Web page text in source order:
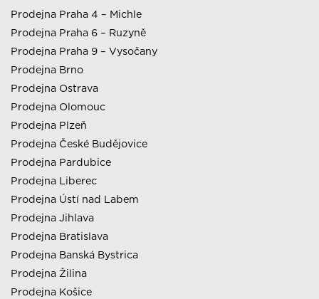
Prodejna Praha 4 – Michle
Prodejna Praha 6 – Ruzyně
Prodejna Praha 9 – Vysočany
Prodejna Brno
Prodejna Ostrava
Prodejna Olomouc
Prodejna Plzeň
Prodejna České Budějovice
Prodejna Pardubice
Prodejna Liberec
Prodejna Ústí nad Labem
Prodejna Jihlava
Prodejna Bratislava
Prodejna Banská Bystrica
Prodejna Žilina
Prodejna Košice